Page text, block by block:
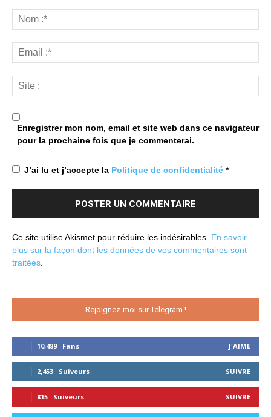
Enregistrer mon nom, email et site web dans ce navigateur
pour la prochaine fois que je commenterai.
J’ai lu et j’accepte la Politique de confidentialité *
Ce site utilise Akismet pour réduire les indésirables. En savoir
plus sur la façon dont les données de vos commentaires sont
traitées
Rejoignez-moi sur Telegram !
10,489 Fans J'AIME
2,453 Suiveurs SUIVRE
815 Suiveurs SUIVRE